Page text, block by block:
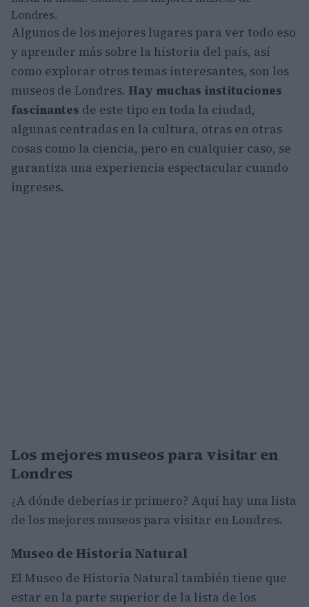
Londres.
Algunos de los mejores lugares para ver todo eso
y aprender más sobre la historia del país, así
como explorar otros temas interesantes, son los
museos de Londres. Hay muchas instituciones
fascinantes de este tipo en toda la ciudad,
algunas centradas en la cultura, otras en otras
cosas como la ciencia, pero en cualquier caso, se
garantiza una experiencia espectacular cuando
ingreses.
Los mejores museos para visitar en
Londres
¿A dónde deberías ir primero? Aquí hay una lista
de los mejores museos para visitar en Londres.
Museo de Historia Natural
El Museo de Historia Natural también tiene que
estar en la parte superior de la lista de los